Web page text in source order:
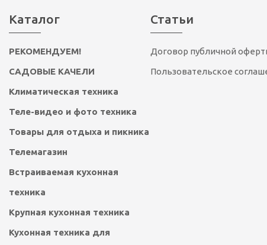
Каталог
РЕКОМЕНДУЕМ!
САДОВЫЕ КАЧЕЛИ
Климатическая техника
Теле-видео и фото техника
Товары для отдыха и пикника
Телемагазин
Встраиваемая кухонная
техника
Крупная кухонная техника
Кухонная техника для
Статьи
Договор публичной
Пользовательское